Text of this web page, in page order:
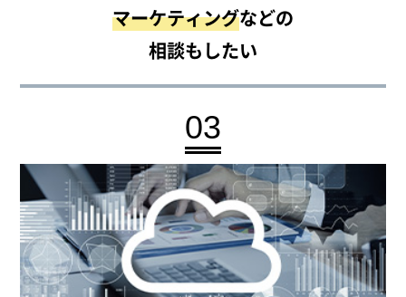
マーケティングなどの
相談もしたい
03